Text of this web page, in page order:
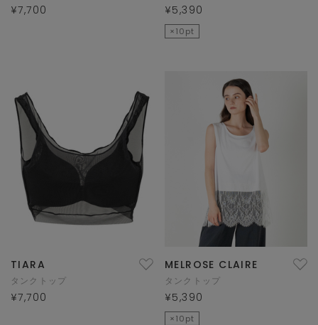
¥7,700 ¥5,390
×10pt
TIARA
タンクトップ
¥7,700
MELROSE CLAIRE
タンクトップ
¥5,390
×10pt